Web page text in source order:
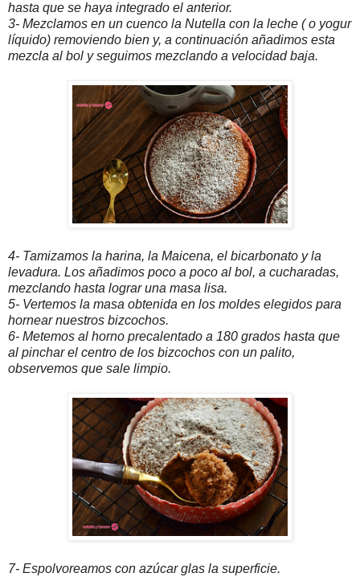
hasta que se haya integrado el anterior.
3- Mezclamos en un cuenco la Nutella con la leche ( o yogur
líquido) removiendo bien y, a continuación añadimos esta
mezcla al bol y seguimos mezclando a velocidad baja.
4- Tamizamos la harina, la Maicena, el bicarbonato y la
levadura. Los añadimos poco a poco al bol, a cucharadas,
mezclando hasta lograr una masa lisa.
5- Vertemos la masa obtenida en los moldes elegidos para
hornear nuestros bizcochos.
6- Metemos al horno precalentado a 180 grados hasta que
al pinchar el centro de los bizcochos con un palito,
observemos que sale limpio.
7- Espolvoreamos con azúcar glas la superficie.